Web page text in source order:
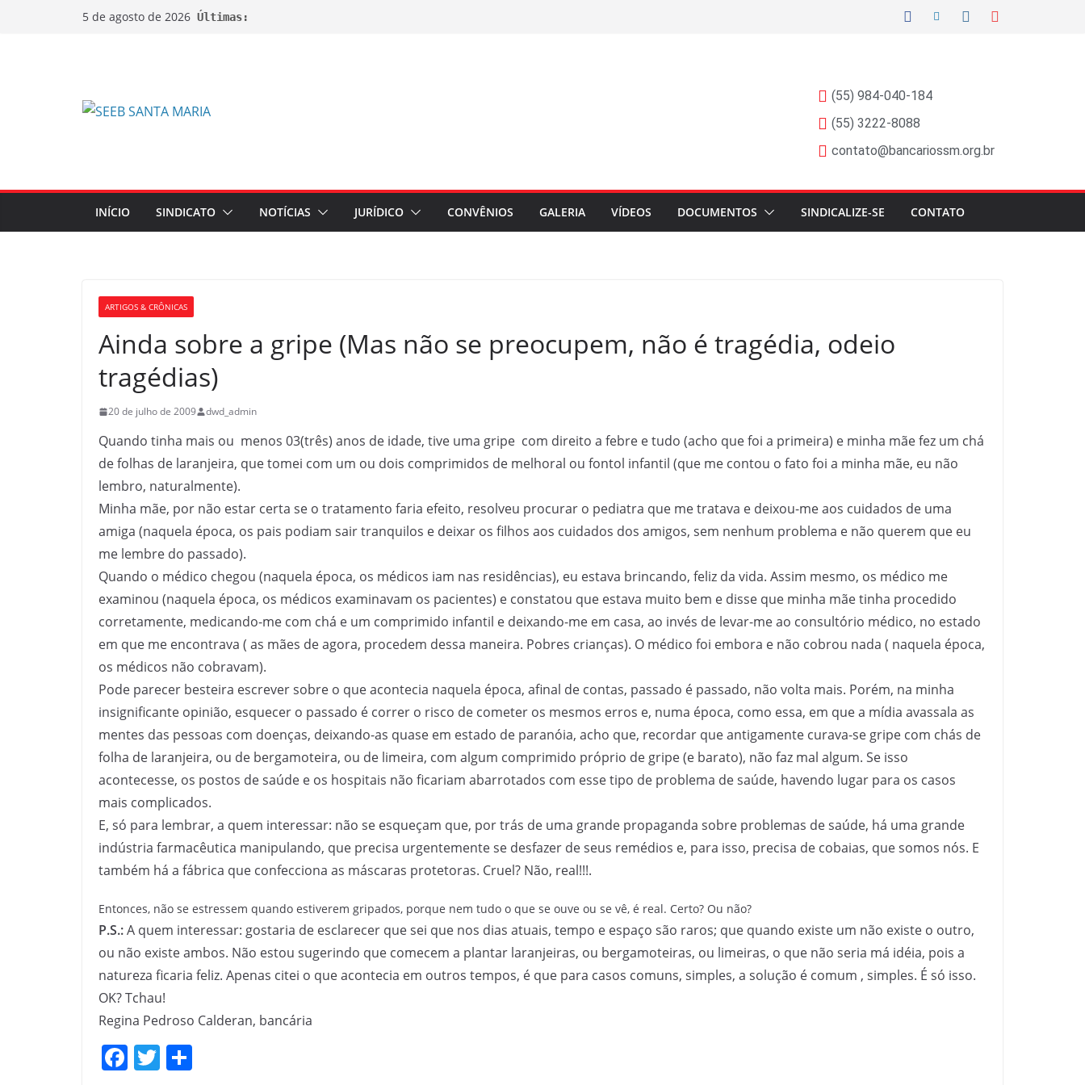
5 de agosto de 2026 Últimas:
(55) 984-040-184
(55) 3222-8088
contato@bancariossm.org.br
INÍCIO SINDICATO NOTÍCIAS JURÍDICO CONVÊNIOS GALERIA VÍDEOS DOCUMENTOS SINDICALIZE-SE CONTATO
ARTIGOS & CRÔNICAS
Ainda sobre a gripe (Mas não se preocupem, não é tragédia, odeio
tragédias)
20 de julho de 2009 dwd_admin
Quando tinha mais ou menos 03(três) anos de idade, tive uma gripe com direito a febre e tudo (acho que foi a primeira) e minha mãe fez um chá
de folhas de laranjeira, que tomei com um ou dois comprimidos de melhoral ou fontol infantil (que me contou o fato foi a minha mãe, eu não
lembro, naturalmente).
Minha mãe, por não estar certa se o tratamento faria efeito, resolveu procurar o pediatra que me tratava e deixou-me aos cuidados de uma
amiga (naquela época, os pais podiam sair tranquilos e deixar os filhos aos cuidados dos amigos, sem nenhum problema e não querem que eu
me lembre do passado).
Quando o médico chegou (naquela época, os médicos iam nas residências), eu estava brincando, feliz da vida. Assim mesmo, os médico me
examinou (naquela época, os médicos examinavam os pacientes) e constatou que estava muito bem e disse que minha mãe tinha procedido
corretamente, medicando-me com chá e um comprimido infantil e deixando-me em casa, ao invés de levar-me ao consultório médico, no estado
em que me encontrava ( as mães de agora, procedem dessa maneira. Pobres crianças). O médico foi embora e não cobrou nada ( naquela época,
os médicos não cobravam).
Pode parecer besteira escrever sobre o que acontecia naquela época, afinal de contas, passado é passado, não volta mais. Porém, na minha
insignificante opinião, esquecer o passado é correr o risco de cometer os mesmos erros e, numa época, como essa, em que a mídia avassala as
mentes das pessoas com doenças, deixando-as quase em estado de paranóia, acho que, recordar que antigamente curava-se gripe com chás de
folha de laranjeira, ou de bergamoteira, ou de limeira, com algum comprimido próprio de gripe (e barato), não faz mal algum. Se isso
acontecesse, os postos de saúde e os hospitais não ficariam abarrotados com esse tipo de problema de saúde, havendo lugar para os casos
mais complicados.
E, só para lembrar, a quem interessar: não se esqueçam que, por trás de uma grande propaganda sobre problemas de saúde, há uma grande
indústria farmacêutica manipulando, que precisa urgentemente se desfazer de seus remédios e, para isso, precisa de cobaias, que somos nós. E
também há a fábrica que confecciona as máscaras protetoras. Cruel? Não, real!!!.
Entonces, não se estressem quando estiverem gripados, porque nem tudo o que se ouve ou se vê, é real. Certo? Ou não?
P.S.:A quem interessar: gostaria de esclarecer que sei que nos dias atuais, tempo e espaço são raros; que quando existe um não existe o outro,
ou não existe ambos. Não estou sugerindo que comecem a plantar laranjeiras, ou bergamoteiras, ou limeiras, o que não seria má idéia, pois a
natureza ficaria feliz. Apenas citei o que acontecia em outros tempos, é que para casos comuns, simples, a solução é comum , simples. É só isso.
OK? Tchau!
Regina Pedroso Calderan, bancária
F T